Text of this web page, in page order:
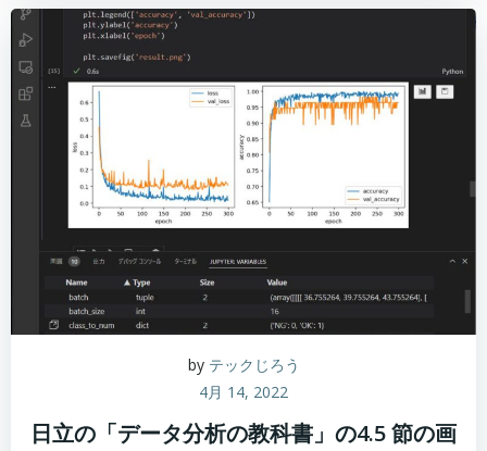
by テックじろう
4月 14, 2022
日立の「データ分析の教科書」の4.5 節の画